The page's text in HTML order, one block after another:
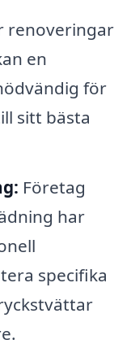
renoveringar
en
för
sitt bästa
Företag
har
specifika